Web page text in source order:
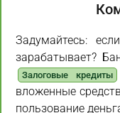
Задумайтесь:
зарабатывает?
Залоговые кредиты
вложенные
пользование